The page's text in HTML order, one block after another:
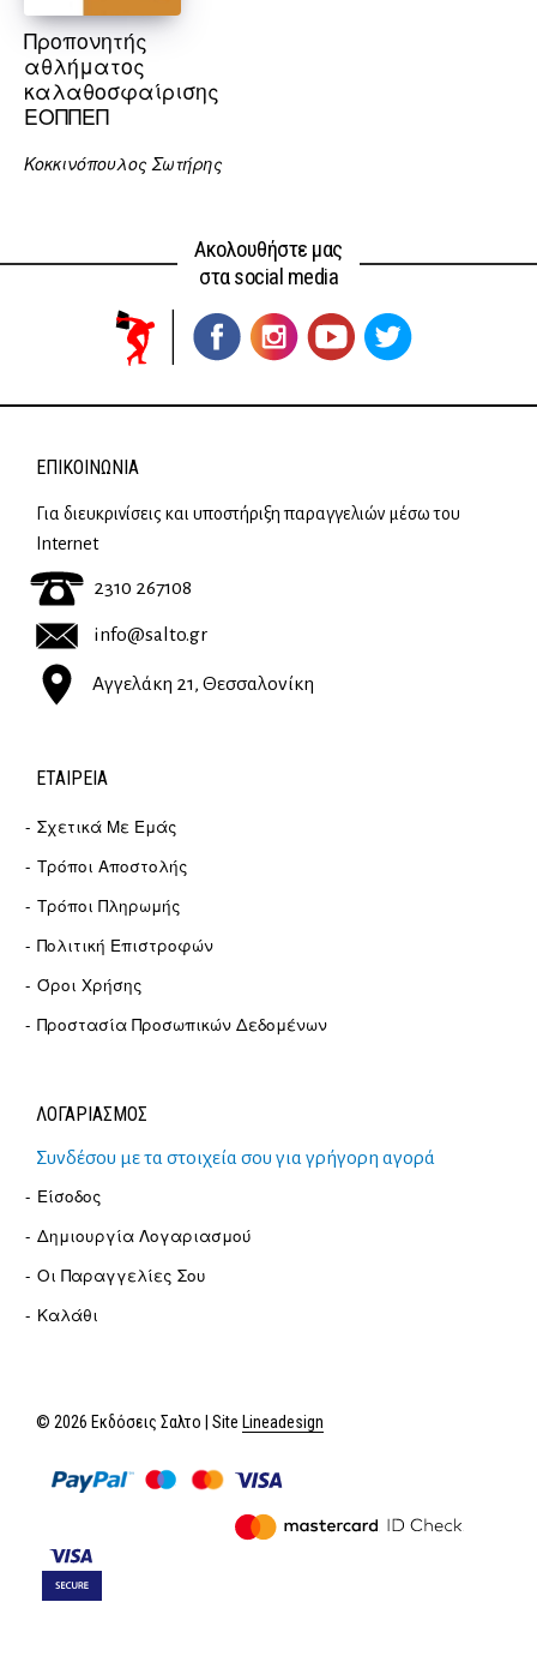
Προπονητής
αθλήματος
καλαθοσφαίρισης
ΕΟΠΠΕΠ
Κοκκινόπουλος Σωτήρης
Ακολουθήστε μας
στα social media
ΕΠΙΚΟΙΝΩΝΊΑ
Για διευκρινίσεις και υποστήριξη παραγγελιών μέσω του
Internet
2310 267108
info@salto.gr
Αγγελάκη 21, Θεσσαλονίκη
ΕΤΑΙΡΕΊΑ
Σχετικά Με Εμάς
Τρόποι Αποστολής
Τρόποι Πληρωμής
Πολιτική Επιστροφών
Όροι Χρήσης
Προστασία Προσωπικών Δεδομένων
ΛΟΓΑΡΙΑΣΜΟΣ
Συνδέσου με τα στοιχεία σου για γρήγορη αγορά
Είσοδος
Δημιουργία Λογαριασμού
Οι Παραγγελίες Σου
Καλάθι
© 2026 Εκδόσεις Σαλτο | Site Lineadesign